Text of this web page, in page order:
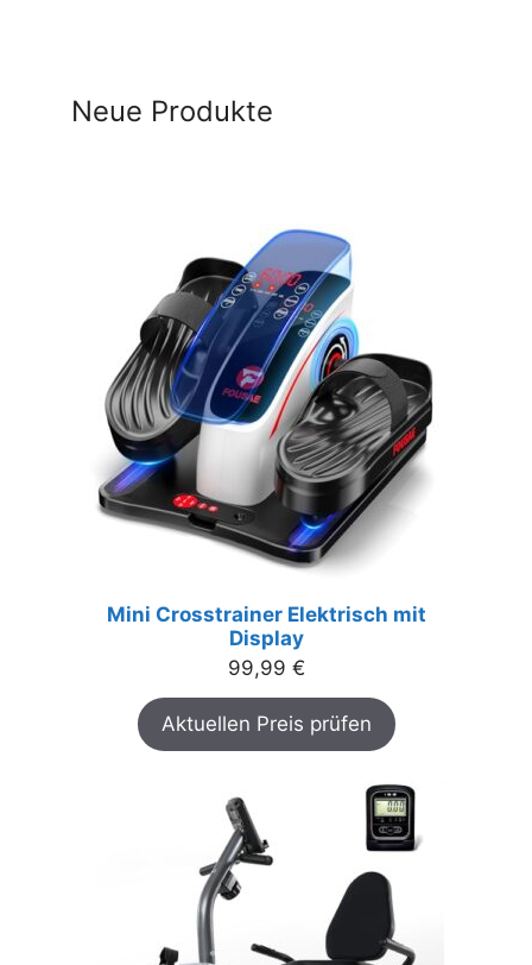
Neue Produkte
Mini Crosstrainer Elektrisch mit
Display
99,99 €
Aktuellen Preis prüfen